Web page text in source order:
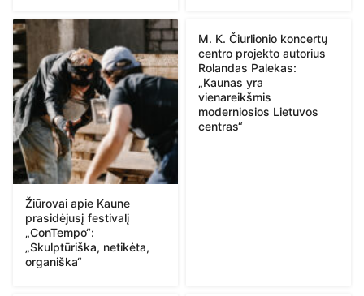
Žiūrovai apie Kaune
prasidėjusį festivalį
„ConTempo“:
„Skulptūriška, netikėta,
organiška“
M. K. Čiurlionio koncertų
centro projekto autorius
Rolandas Palekas:
„Kaunas yra
vienareikšmis
moderniosios Lietuvos
centras“